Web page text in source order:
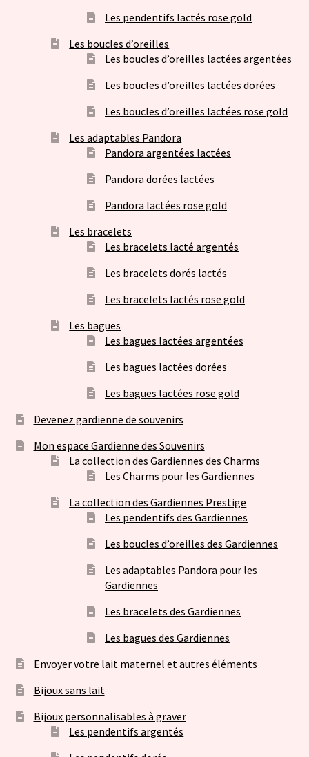
Les pendentifs lactés rose gold
Les boucles d’oreilles
Les boucles d’oreilles lactées argentées
Les boucles d’oreilles lactées dorées
Les boucles d’oreilles lactées rose gold
Les adaptables Pandora
Pandora argentées lactées
Pandora dorées lactées
Pandora lactées rose gold
Les bracelets
Les bracelets lacté argentés
Les bracelets dorés lactés
Les bracelets lactés rose gold
Les bagues
Les bagues lactées argentées
Les bagues lactées dorées
Les bagues lactées rose gold
Devenez gardienne de souvenirs
Mon espace Gardienne des Souvenirs
La collection des Gardiennes des Charms
Les Charms pour les Gardiennes
La collection des Gardiennes Prestige
Les pendentifs des Gardiennes
Les boucles d’oreilles des Gardiennes
Les adaptables Pandora pour les
Gardiennes
Les bracelets des Gardiennes
Les bagues des Gardiennes
Envoyer votre lait maternel et autres éléments
Bijoux sans lait
Bijoux personnalisables à graver
Les pendentifs argentés